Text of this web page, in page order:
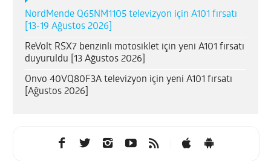
NordMende Q65NM1105 televizyon için A101 fırsatı
[13-19 Ağustos 2026]
ReVolt RSX7 benzinli motosiklet için yeni A101 fırsatı
duyuruldu [13 Ağustos 2026]
Onvo 40VQ80F3A televizyon için yeni A101 fırsatı
[Ağustos 2026]